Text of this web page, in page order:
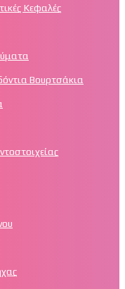
Κεφαλές
Βουρτσάκια